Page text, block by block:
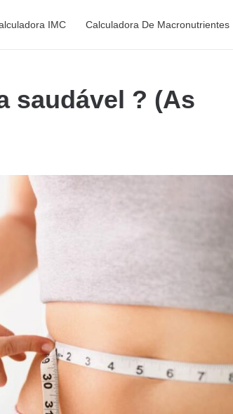
IMC Calculadora De Macronutrientes
saudável ? (As